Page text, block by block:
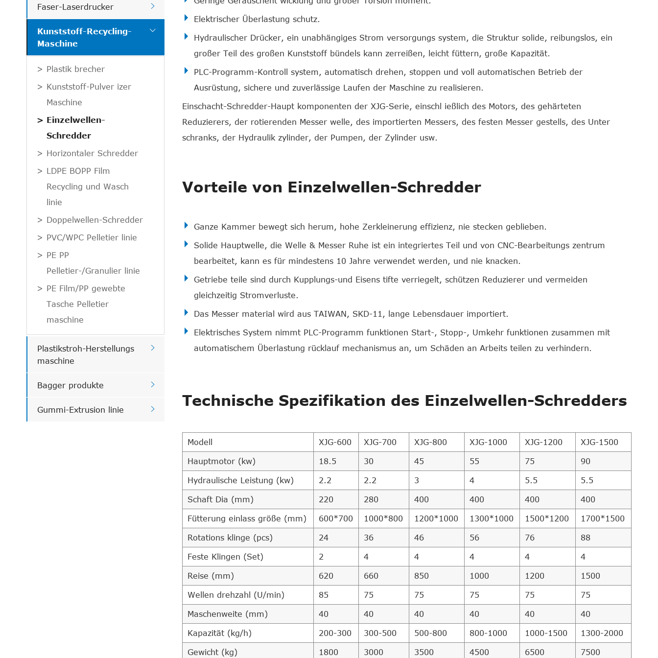
Faser-Laserdrucker 
Kunststoff-Recycling-
Maschine

Plastik brecher
Kunststoff-Pulver izer
Maschine
Einzelwellen-
Schredder
Horizontaler Schredder
LDPE BOPP Film
Recycling und Wasch
linie
Doppelwellen-Schredder
PVC/WPC Pelletier linie
PE PP
Pelletier-/Granulier linie
PE Film/PP gewebte
Tasche Pelletier
maschine
Plastikstroh-Herstellungs
maschine

Bagger produkte 
Gummi-Extrusion linie 
Elektrischer Überlastung schutz.
Hydraulischer Drücker, ein unabhängiges Strom versorgungs system, die Struktur solide, reibungslos, ein
großer Teil des großen Kunststoff bündels kann zerreißen, leicht füttern, große Kapazität.
PLC-Programm-Kontroll system, automatisch drehen, stoppen und voll automatischen Betrieb der
Ausrüstung, sichere und zuverlässige Laufen der Maschine zu realisieren.
Einschacht-Schredder-Haupt komponenten der XJG-Serie, einschl ießlich des Motors, des gehärteten
Reduzierers, der rotierenden Messer welle, des importierten Messers, des festen Messer gestells, des Unter
schranks, der Hydraulik zylinder, der Pumpen, der Zylinder usw.
Vorteile von Einzelwellen-Schredder
Ganze Kammer bewegt sich herum, hohe Zerkleinerung effizienz, nie stecken geblieben.
Solide Hauptwelle, die Welle & Messer Ruhe ist ein integriertes Teil und von CNC-Bearbeitungs zentrum
bearbeitet, kann es für mindestens 10 Jahre verwendet werden, und nie knacken.
Getriebe teile sind durch Kupplungs-und Eisens tifte verriegelt, schützen Reduzierer und vermeiden
gleichzeitig Stromverluste.
Das Messer material wird aus TAIWAN, SKD-11, lange Lebensdauer importiert.
Elektrisches System nimmt PLC-Programm funktionen Start-, Stopp-, Umkehr funktionen zusammen mit
automatischem Überlastung rücklauf mechanismus an, um Schäden an Arbeits teilen zu verhindern.
Technische Spezifikation des Einzelwellen-Schredders
Modell XJG-600 XJG-700 XJG-800 XJG-1000 XJG-1200 XJG-1500
Hauptmotor (kw) 18.5 30 45 55 75 90
Hydraulische Leistung (kw) 2.2 2.2 3 4 5.5 5.5
Schaft Dia (mm) 220 280 400 400 400 400
Fütterung einlass größe (mm) 600*700 1000*800 1200*1000 1300*1000 1500*1200 1700*1500
Rotations klinge (pcs) 24 36 46 56 76 88
Feste Klingen (Set) 2 4 4 4 4 4
Reise (mm) 620 660 850 1000 1200 1500
Wellen drehzahl (U/min) 85 75 75 75 75 75
Maschenweite (mm) 40 40 40 40 40 40
Kapazität (kg/h) 200-300 300-500 500-800 800-1000 1000-1500 1300-2000
Gewicht (kg) 1800 3000 3500 4500 6500 7500